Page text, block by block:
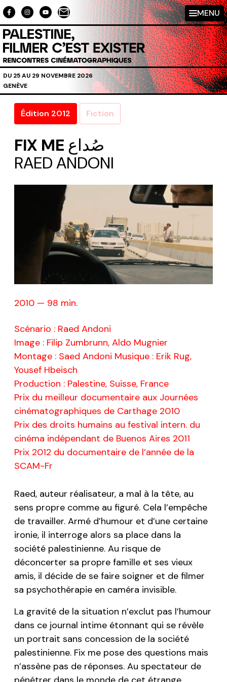
Aller au contenu directement
MENU
DU 25 AU 29 NOVEMBRE 2026
GENÈVE
Édition 2012 Fiction
FIX ME صُداع
RAED ANDONI
2010 — 98 min.
Scénario : Raed Andoni
Image : Filip Zumbrunn, Aldo Mugnier
Montage : Saed Andoni Musique : Erik Rug,
Yousef Hbeisch
Production : Palestine, Suisse, France
Prix du meilleur documentaire aux Journées
cinématographiques de Carthage 2010
Prix des droits humains au festival intern. du
cinéma indépendant de Buenos Aires 2011
Prix 2012 du documentaire de l’année de la
SCAM-Fr
Raed, auteur réalisateur, a mal à la tête, au
sens propre comme au figuré. Cela l’empêche
de travailler. Armé d’humour et d’une certaine
ironie, il interroge alors sa place dans la
société palestinienne. Au risque de
déconcerter sa propre famille et ses vieux
amis, il décide de se faire soigner et de filmer
sa psychothérapie en caméra invisible.
La gravité de la situation n’exclut pas l’humour
dans ce journal intime étonnant qui se révèle
un portrait sans concession de la société
palestinienne. Fix me pose des questions mais
n’assène pas de réponses. Au spectateur de